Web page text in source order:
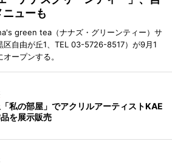
ューも
green tea（ナナズ・グリーンティー）サ
区自由が丘1、TEL 03-5726-8517）が9月1
ープンする。
私の部屋」でアクリルアーティストKAE
を展示販売